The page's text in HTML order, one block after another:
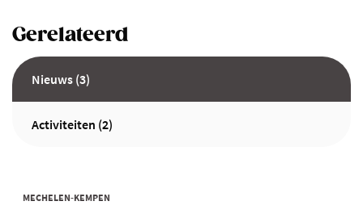
Gerelateerd
Nieuws (3)
Activiteiten (2)
MECHELEN-KEMPEN